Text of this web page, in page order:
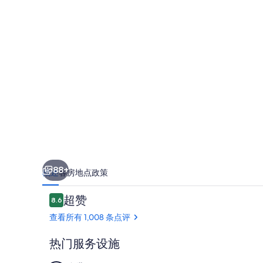
88+
概述客房地点政策
点
评
8.68.6/10
超赞
查看所有 1,008 条点评
热门服务设施